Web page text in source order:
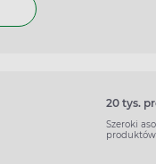
20 tys.
Szeroki
produktów